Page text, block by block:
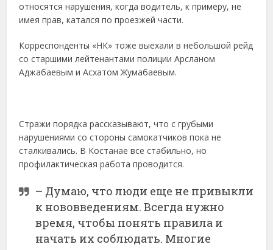
относятся нарушения, когда водитель, к примеру, не
имея прав, катался по проезжей части.
Корреспонденты «НК» тоже выехали в небольшой рейд
со старшими лейтенантами полиции Арсланом
Аджабаевым и Асхатом Жумабаевым.
Стражи порядка рассказывают, что с грубыми
нарушениями со стороны самокатчиков пока не
сталкивались. В Костанае все стабильно, но
профилактическая работа проводится.
– Думаю, что люди еще не привыкли
к нововведениям. Всегда нужно
время, чтобы понять правила и
начать их соблюдать. Многие